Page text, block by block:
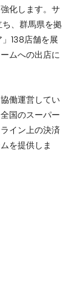
化します。サ
、群馬県を拠
138店舗を展
ムへの出店に
働運営してい
国のスーパー
イン上の決済
を提供しま